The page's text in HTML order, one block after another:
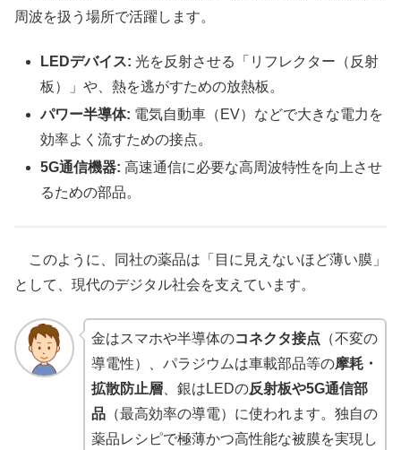
周波を扱う場所で活躍します。
LEDデバイス: 光を反射させる「リフレクター（反射
板）」や、熱を逃がすための放熱板。
パワー半導体: 電気自動車（EV）などで大きな電力を
効率よく流すための接点。
5G通信機器: 高速通信に必要な高周波特性を向上させ
るための部品。
このように、同社の薬品は「目に見えないほど薄い膜」
として、現代のデジタル社会を支えています。
金はスマホや半導体のコネクタ接点 （不変の
導電性）、パラジウムは車載部品等の摩耗・
拡散防止層、銀はLEDの反射板や5G通信部
品（最高効率の導電）に使われます。独自の
薬品レシピで極薄かつ高性能な被膜を実現し